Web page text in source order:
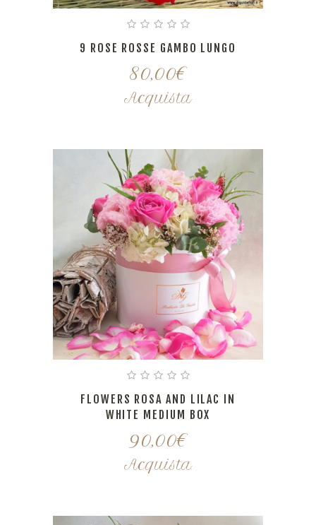
9 ROSE ROSSE GAMBO LUNGO
80,00€
Acquista
FLOWERS ROSA AND LILAC IN
WHITE MEDIUM BOX
90,00€
Acquista